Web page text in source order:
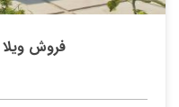
فروش ویلا